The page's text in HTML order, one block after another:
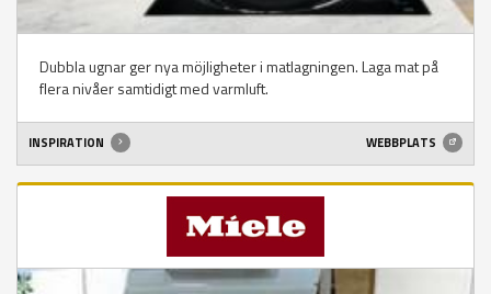
Dubbla ugnar ger nya möjligheter i matlagningen. Laga mat på
flera nivåer samtidigt med varmluft.
INSPIRATION WEBBPLATS